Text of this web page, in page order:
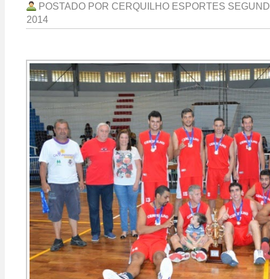
POSTADO POR CERQUILHO ESPORTES
2014